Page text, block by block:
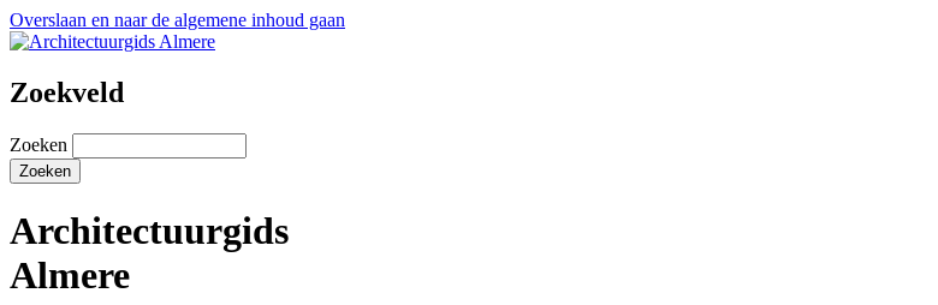
Overslaan en naar de algemene inhoud gaan
Zoekveld
Zoeken
Architectuurgids
Almere